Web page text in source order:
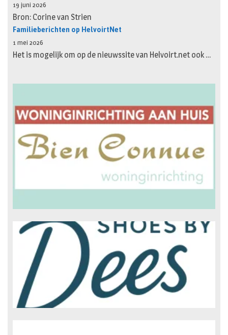
19 juni 2026
Bron: Corine van Strien
Familieberichten op HelvoirtNet
1 mei 2026
Het is mogelijk om op de nieuwssite van Helvoirt.net ook …